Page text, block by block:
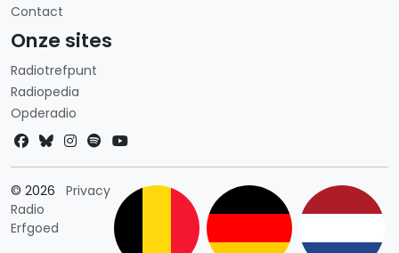
Contact
Onze sites
Radiotrefpunt
Radiopedia
Opderadio
© 2026
Radio
Erfgoed
PrivacyLandkeuze